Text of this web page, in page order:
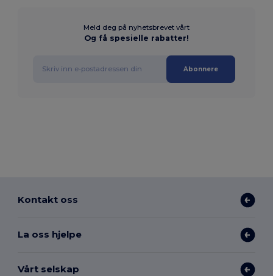
Meld deg på nyhetsbrevet vårt
Og få spesielle rabatter!
Abonnere
Kontakt oss
La oss hjelpe
Vårt selskap